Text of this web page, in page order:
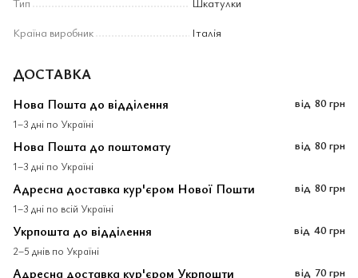
Країна виробник
Італія
ДОСТАВКА
Нова Пошта до відділення
1–3 дні по Україні
від 80 грн
Нова Пошта до поштомату
1–3 дні по Україні
від 80 грн
Адресна доставка кур'єром Нової Пошти
1–3 дні по всій Україні
від 80 грн
Укрпошта до відділення
2–5 днів по Україні
від 40 грн
Адресна доставка кур'єром Укрпошти від 70 грн